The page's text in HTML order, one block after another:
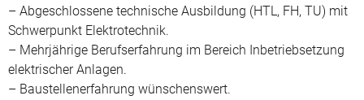
– Abgeschlossene technische Ausbildung (HTL, FH, TU) mit
Schwerpunkt Elektrotechnik.
– Mehrjährige Berufserfahrung im Bereich Inbetriebsetzung
elektrischer Anlagen.
– Baustellenerfahrung wünschenswert.